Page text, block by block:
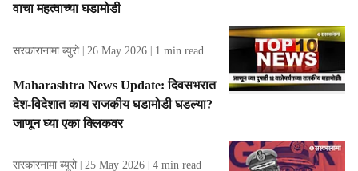
वाचा महत्वाच्या घडामोडी
सरकारानामा ब्युरो 26 May 2026 1 min read
Maharashtra News Update: दिवसभरात
देश-विदेशात काय राजकीय घडामोडी घडल्या?
जाणून घ्या एका क्लिकवर
सरकारनामा ब्यूरो 25 May 2026 4 min read